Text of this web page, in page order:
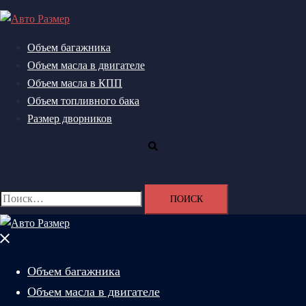
Перейти
содержимому
Объем багажника
Объем масла в двигателе
Объем масла в КПП
Объем топливного бака
Размер дворников
Найти:
Закрыть
Объем багажника
Объем масла в двигателе